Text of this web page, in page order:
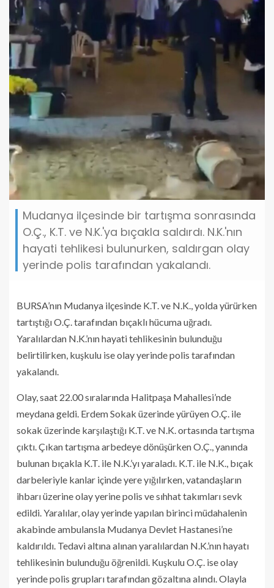
Mudanya ilçesinde bir tartışma sonrasında
O.Ç., K.T. ve N.K.'ya bıçakla saldırdı. N.K.'nın
hayati tehlikesi bulunurken, saldırgan olay
yerinde polis tarafından yakalandı.
BURSA’nın Mudanya ilçesinde K.T. ve N.K., yolda yürürken
tartıştığı O.Ç. tarafından bıçaklı hücuma uğradı.
Yaralılardan N.K.’nın hayati tehlikesinin bulunduğu
belirtilirken, kuşkulu ise olay yerinde polis tarafından
yakalandı.
Olay, saat 22.00 sıralarında Halitpaşa Mahallesi’nde
meydana geldi. Erdem Sokak üzerinde yürüyen O.Ç. ile
sokak üzerinde karşılaştığı K.T. ve N.K. ortasında tartışma
çıktı. Çıkan tartışma arbedeye dönüşürken O.Ç., yanında
bulunan bıçakla K.T. ile N.K.’yı yaraladı. K.T. ile N.K., bıçak
darbeleriyle kanlar içinde yere yığılırken, vatandaşların
ihbarı üzerine olay yerine polis ve sıhhat takımları sevk
edildi. Yaralılar, olay yerinde yapılan birinci müdahalenin
akabinde ambulansla Mudanya Devlet Hastanesi’ne
kaldırıldı. Tedavi altına alınan yaralılardan N.K.’nın hayatı
tehlikesinin bulunduğu öğrenildi. Kuşkulu O.Ç. ise olay
yerinde polis grupları tarafından gözaltına alındı. Olayla